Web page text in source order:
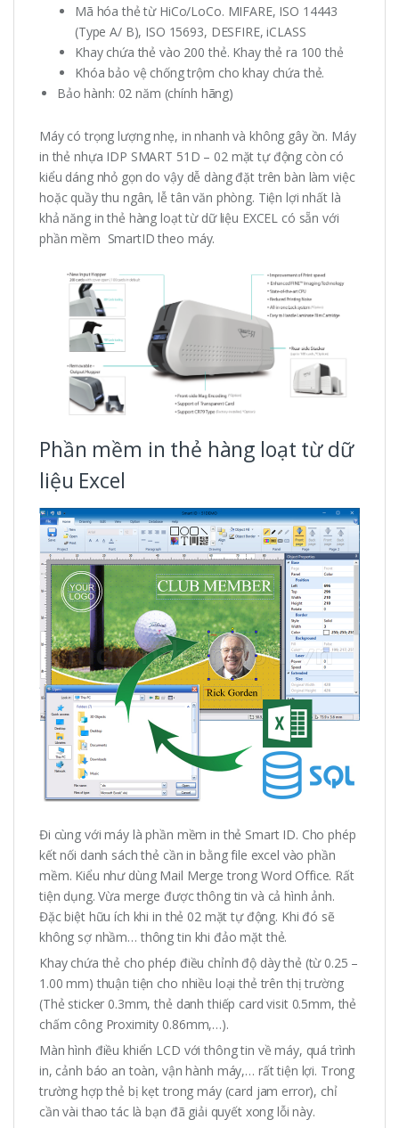
Mã hóa thẻ từ HiCo/LoCo. MIFARE, ISO 14443
(Type A/ B), ISO 15693, DESFIRE, iCLASS
Khay chứa thẻ vào 200 thẻ. Khay thẻ ra 100 thẻ
Khóa bảo vệ chống trộm cho khay chứa thẻ.
Bảo hành: 02 năm (chính hãng)
Máy có trọng lượng nhẹ, in nhanh và không gây ồn. Máy
in thẻ nhựa IDP SMART 51D – 02 mặt tự động còn có
kiểu dáng nhỏ gọn do vậy dễ dàng đặt trên bàn làm việc
hoặc quầy thu ngân, lễ tân văn phòng. Tiện lợi nhất là
khả năng in thẻ hàng loạt từ dữ liệu EXCEL có sẵn với
phần mềm SmartID theo máy.
Phần mềm in thẻ hàng loạt từ dữ
liệu Excel
Đi cùng với máy là phần mềm in thẻ Smart ID. Cho phép
kết nối danh sách thẻ cần in bằng file excel vào phần
mềm. Kiểu như dùng Mail Merge trong Word Office. Rất
tiện dụng. Vừa merge được thông tin và cả hình ảnh.
Đặc biệt hữu ích khi in thẻ 02 mặt tự động. Khi đó sẽ
không sợ nhầm… thông tin khi đảo mặt thẻ.
Khay chứa thẻ cho phép điều chỉnh độ dày thẻ (từ 0.25 –
1.00 mm) thuận tiện cho nhiều loại thẻ trên thị trường
(Thẻ sticker 0.3mm, thẻ danh thiếp card visit 0.5mm, thẻ
chấm công Proximity 0.86mm,…).
Màn hình điều khiển LCD với thông tin về máy, quá trình
in, cảnh báo an toàn, vận hành máy,… rất tiện lợi. Trong
trường hợp thẻ bị kẹt trong máy (card jam error), chỉ
cần vài thao tác là bạn đã giải quyết xong lỗi này.